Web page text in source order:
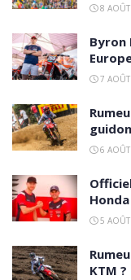
8
Byron
7
6
5
KTM ?